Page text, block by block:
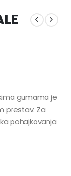
gumama je
prestav. Za
pohajkovanja